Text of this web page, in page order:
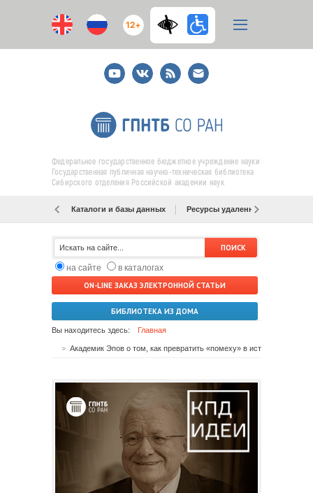
12+
YoutubeВКонтакте
RSS
E-
mail
подписка
Федеральное государственное бюджетное учреждение науки
Государственная публичная научно-техническая библиотека
Сибирского отделения Российской академии наук
Каталоги и базы данных Ресурсы удаленного доступа
на сайте
в каталогах
ON-LINE ЗАКАЗ ЭЛЕКТРОННОЙ СТАТЬИ
БИБЛИОТЕКА ИЗ ДОМА
Вы находитесь здесь: Главная